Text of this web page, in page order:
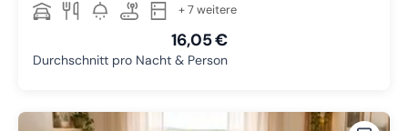
+ 7 weitere
16,05 €
Durchschnitt pro Nacht & Person